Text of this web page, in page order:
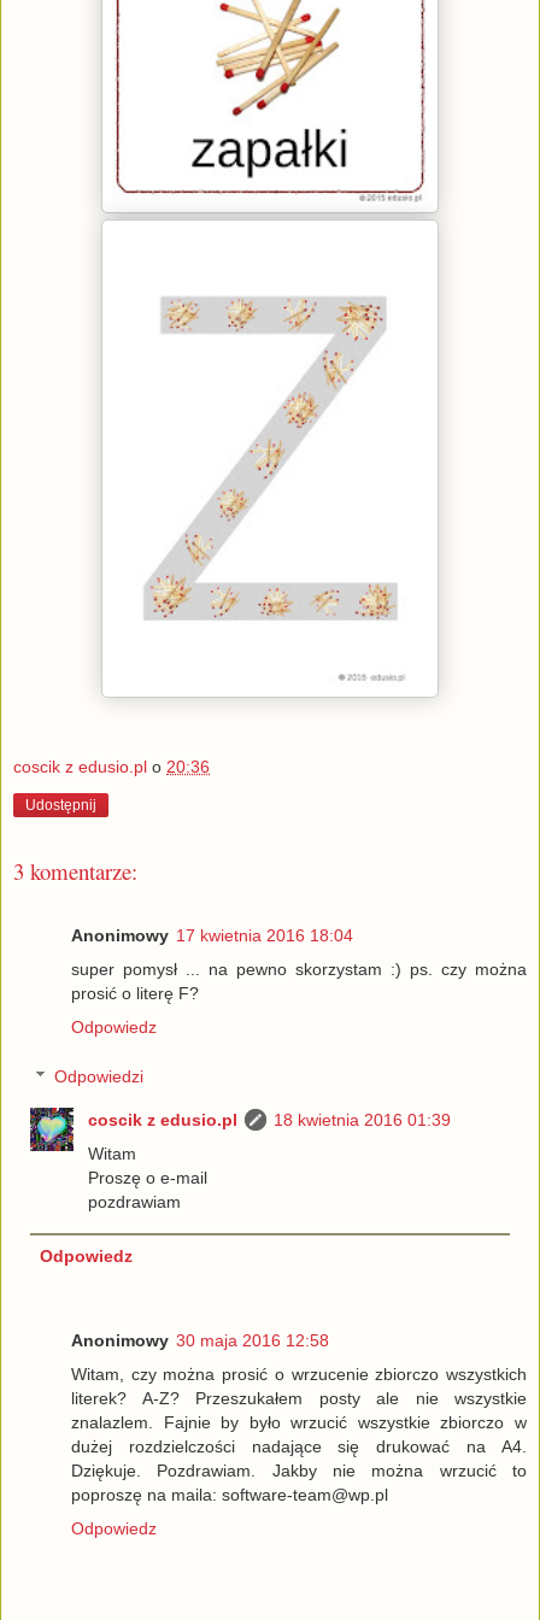
coscik z edusio.pl o 20:36
Udostępnij
3 komentarze:
Anonimowy 17 kwietnia 2016 18:04
super pomysł ... na pewno skorzystam :) ps. czy można
prosić o literę F?
Odpowiedz
Odpowiedzi
coscik z edusio.pl
18 kwietnia 2016 01:39
Witam
Proszę o e-mail
pozdrawiam
Odpowiedz
Anonimowy 30 maja 2016 12:58
Witam, czy można prosić o wrzucenie zbiorczo wszystkich
literek? A-Z? Przeszukałem posty ale nie wszystkie
znalazlem. Fajnie by było wrzucić wszystkie zbiorczo w
dużej rozdzielczości nadające się drukować na A4.
Dziękuje. Pozdrawiam. Jakby nie można wrzucić to
poproszę na maila: software-team@wp.pl
Odpowiedz